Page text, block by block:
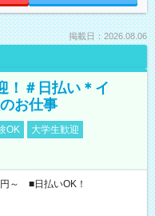
掲載日：2026.08.06
！＃日払い＊イ
お仕事
OK
大学生歓迎
～ ■日払いOK！